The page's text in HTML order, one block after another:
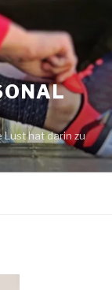
Lust hat darin zu